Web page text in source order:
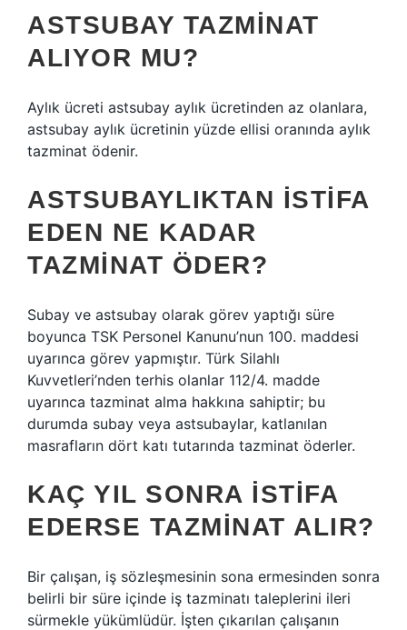
ASTSUBAY TAZMINAT
ALIYOR MU?
Aylık ücreti astsubay aylık ücretinden az olanlara,
astsubay aylık ücretinin yüzde ellisi oranında aylık
tazminat ödenir.
ASTSUBAYLIKTAN ISTIFA
EDEN NE KADAR
TAZMINAT ÖDER?
Subay ve astsubay olarak görev yaptığı süre
boyunca TSK Personel Kanunu’nun 100. maddesi
uyarınca görev yapmıştır. Türk Silahlı
Kuvvetleri’nden terhis olanlar 112/4. madde
uyarınca tazminat alma hakkına sahiptir; bu
durumda subay veya astsubaylar, katlanılan
masrafların dört katı tutarında tazminat öderler.
KAÇ YIL SONRA ISTIFA
EDERSE TAZMINAT ALIR?
Bir çalışan, iş sözleşmesinin sona ermesinden sonra
belirli bir süre içinde iş tazminatı taleplerini ileri
sürmekle yükümlüdür. İşten çıkarılan çalışanın